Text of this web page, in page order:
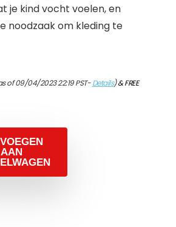
je kind vocht voelen, en
noodzaak om kleding te
of 09/04/2023 22:19 PST-Details)&FREE
AAN